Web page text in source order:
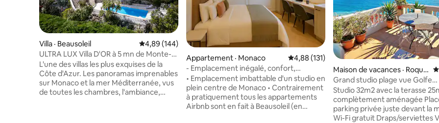
Villa · Beausoleil Note moyenne de 4,89 sur 5, 144 commentaires
4,89 (144)
ULTRA LUX Villa D'OR à 5 mn de Monte-
Carlo, Monaco
L'une des villas les plus exquises de la
Côte d'Azur. Les panoramas imprenables
sur Monaco et la mer Méditerranée, vus
de toutes les chambres, l'ambiance,
Appartement · Monaco Note moyenne de 4,88 sur 5, 131
4,88 (131)
- Emplacement inégalé, confort,
climatisation, Internet par fibre
• Emplacement imbattable d'un studio en
plein centre de Monaco • Contrairement
à pratiquement tous les appartements
Airbnb sont en fait à Beausoleil (en
Maison de vacances · Roque
brune-Cap-Martin
Grand studio plage vue Golfe
bleu/Monaco
Studio 32m2 avec la terasse
complètement aménagée Place de
parking privée juste devant la
Wi-Fi gratuit Draps/serviettes Vous êtes